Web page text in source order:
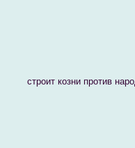
строит козни против